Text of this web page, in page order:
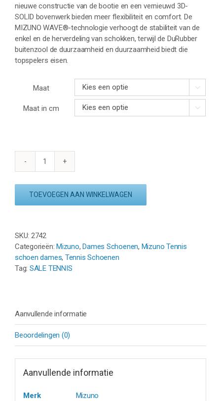
nieuwe constructie van de bootie en een vernieuwd 3D-
SOLID bovenwerk bieden meer flexibiliteit en comfort. De
MIZUNO WAVE®-technologie verhoogt de stabiliteit van de
enkel en de herverdeling van schokken, terwijl de DuRubber
buitenzool de duurzaamheid en duurzaamheid biedt die
topspelers eisen.
Maat 
Maat in cm 
MIZUNO
TOUR
-
LIGHT
aantal
TOEVOEGEN AAN WINKELWAGEN
SKU: 2742
Categorieën:Mizuno,Dames Schoenen, Mizuno Tennis
schoen dames, Tennis Schoenen
Tag: SALE TENNIS
Aanvullende informatie
Beoordelingen (0)
Aanvullende informatie
Merk
Mizuno